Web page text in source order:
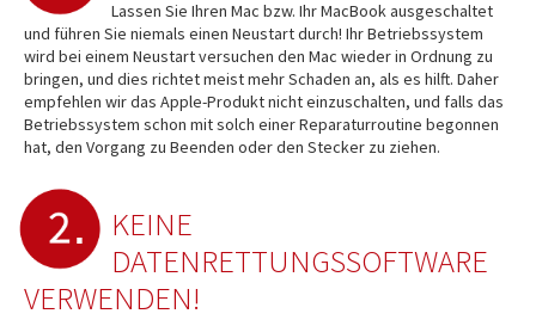
Lassen Sie Ihren Mac bzw. Ihr MacBook ausgeschaltet
und führen Sie niemals einen Neustart durch! Ihr Betriebssystem
wird bei einem Neustart versuchen den Mac wieder in Ordnung zu
bringen, und dies richtet meist mehr Schaden an, als es hilft. Daher
empfehlen wir das Apple-Produkt nicht einzuschalten, und falls das
Betriebssystem schon mit solch einer Reparaturroutine begonnen
hat, den Vorgang zu Beenden oder den Stecker zu ziehen.
KEINE
DATENRETTUNGSSOFTWARE
VERWENDEN!